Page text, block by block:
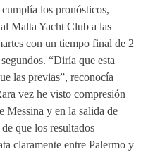
los pronósticos,
Malta Yacht Club a las
con un tiempo final de 2
“Diría que esta
las previas”, reconocía
vez he visto compresión
Messina y en la salida de
que los resultados
claramente entre Palermo y